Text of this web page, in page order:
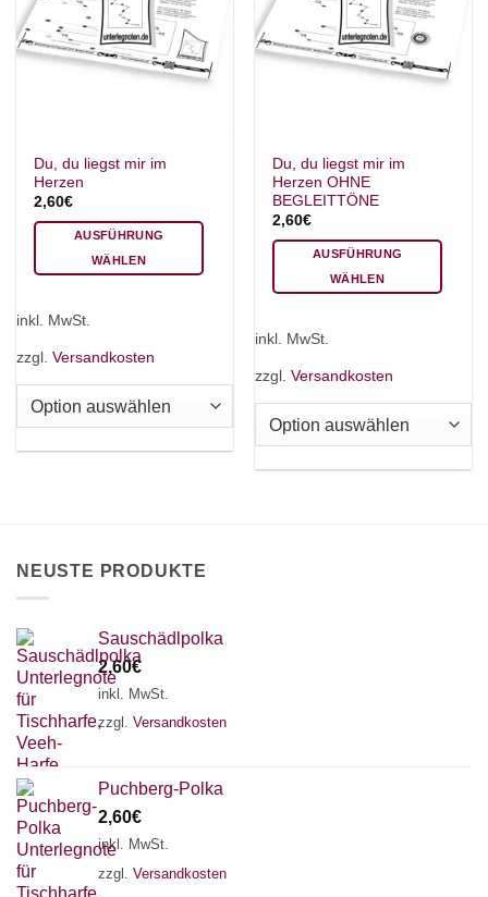
Du, du liegst mir im
Herzen
2,60€
AUSFÜHRUNG
WÄHLEN
mehrere
auf.
inkl. MwSt.
zzgl. Versandkosten
Du, du liegst mir im
Herzen OHNE
BEGLEITTÖNE
2,60€
AUSFÜHRUNG
WÄHLEN
mehrere
auf.
inkl. MwSt.
zzgl. Versandkosten
NEUSTE PRODUKTE
Sauschädlpolka
2,60€
inkl. MwSt.
zzgl. Versandkosten
Puchberg-Polka
2,60€
inkl. MwSt.
zzgl. Versandkosten
Chat Support